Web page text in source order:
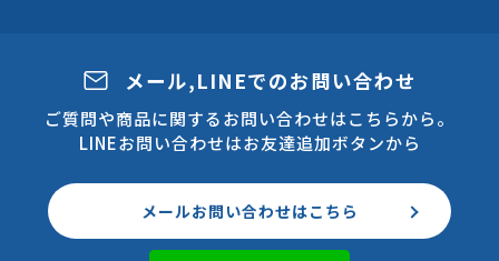
メール,LINEでのお問い合わせ
ご質問や商品に関するお問い合わせはこちらから。
LINEお問い合わせはお友達追加ボタンから
メールお問い合わせはこちら